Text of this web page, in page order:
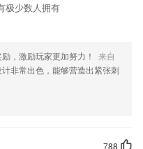
可以线上轻松的完成。
实时沟通
可阅读文章。
远离枯燥，无聊的自学。
广大家长用户们普及科学的教
极少数人拥有
，激励玩家更加努力！
来自
非常出色，能够营造出紧张刺
788